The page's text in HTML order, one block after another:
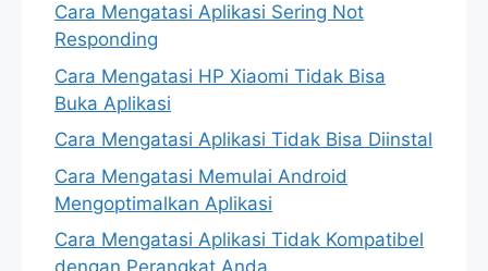
Cara Mengatasi Aplikasi Sering Not
Responding
Cara Mengatasi HP Xiaomi Tidak Bisa
Buka Aplikasi
Cara Mengatasi Aplikasi Tidak Bisa Diinstal
Cara Mengatasi Memulai Android
Mengoptimalkan Aplikasi
Cara Mengatasi Aplikasi Tidak Kompatibel